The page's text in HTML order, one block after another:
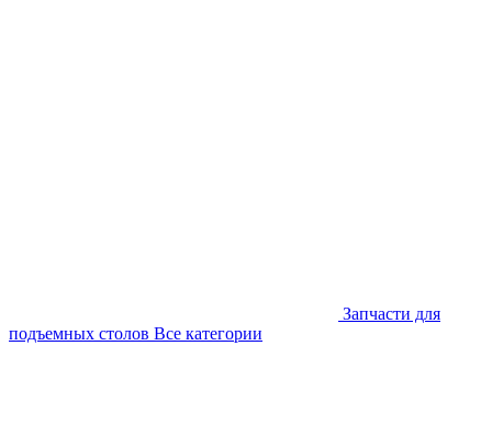
Запчасти для
подъемных столов Все категории